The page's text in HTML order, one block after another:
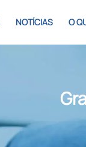
NOTÍCIAS O